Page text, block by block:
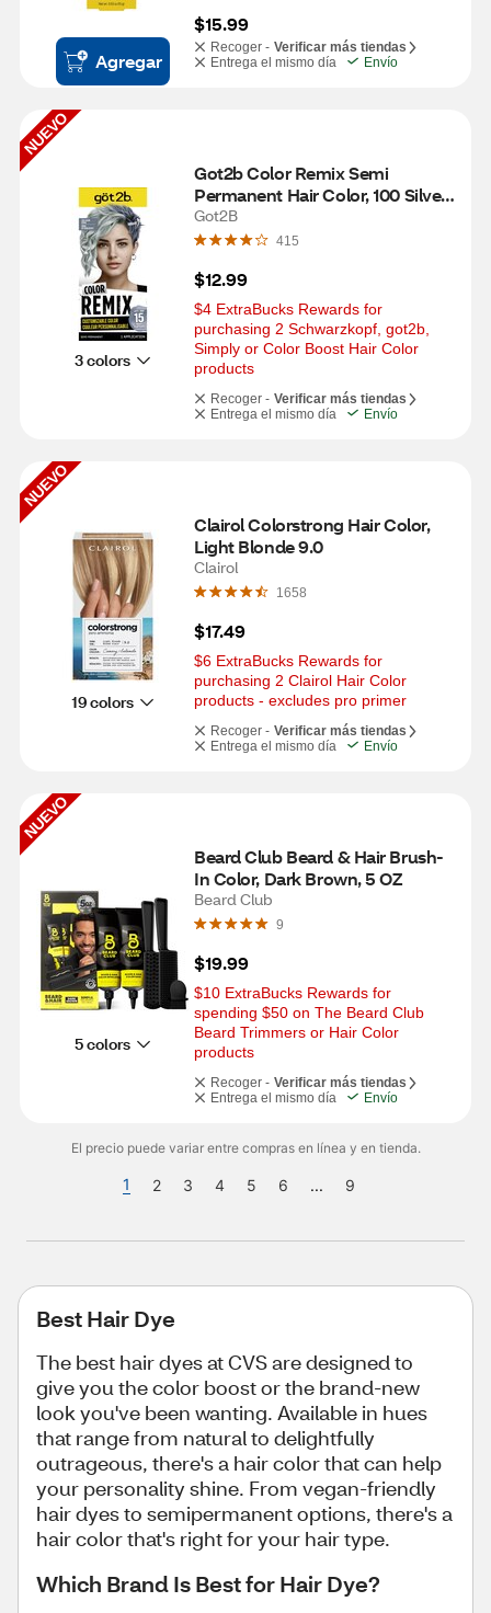
Agregar
$15.99
Recoger - Verificar más tiendas
Entrega el mismo día
Envío
NUEVO
3 colors
Got2b Color Remix Semi
Permanent Hair Color, 100 Silver
Era
Got2B
415
$12.99
$4 ExtraBucks Rewards for
purchasing 2 Schwarzkopf, got2b,
Simply or Color Boost Hair Color
products
Recoger - Verificar más tiendas
Entrega el mismo día
Envío
NUEVO
19 colors
Clairol Colorstrong Hair Color,
Light Blonde 9.0
Clairol
1658
$17.49
$6 ExtraBucks Rewards for
purchasing 2 Clairol Hair Color
products - excludes pro primer
Recoger - Verificar más tiendas
Entrega el mismo día
Envío
NUEVO
5 colors
Beard Club Beard & Hair Brush-
In Color, Dark Brown, 5 OZ
Beard Club
9
$19.99
$10 ExtraBucks Rewards for
spending $50 on The Beard Club
Beard Trimmers or Hair Color
products
Recoger - Verificar más tiendas
Entrega el mismo día
Envío
El precio puede variar entre compras en línea y en tienda.
1 2 3 4 5 6 ... 9
Best Hair Dye
The best hair dyes at CVS are designed to
give you the color boost or the brand-new
look you've been wanting. Available in hues
that range from natural to delightfully
outrageous, there's a hair color that can help
your personality shine. From vegan-friendly
hair dyes to semipermanent options, there's a
hair color that's right for your hair type.
Which Brand Is Best for Hair Dye?